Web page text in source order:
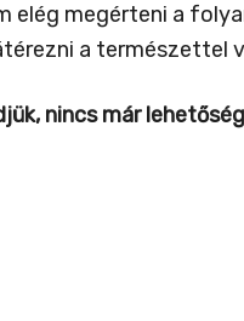
elég megérteni a
a természettel
nincs már